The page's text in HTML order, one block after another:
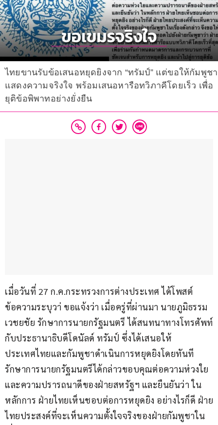
ไทยขานรับข้อเสนอหยุดยิงจาก “ทรัมป์” แต่ขอให้กัมพูชา
แสดงความจริงใจ พร้อมเสนอหารือทวิภาคีโดยเร็ว เพื่อ
ยุติข้อพิพาทอย่างยั่งยืน
เมื่อวันที่ 27 ก.ค.กระทรวงการต่างประเทศ ได้โพสต์
ข้อความระบุวา่ ขอแจ้งว่า เมื่อครู่ที่ผ่านมา นายภูมิธรรม
เวชยชัย รักษาการนายกรัฐมนตรี ได้สนทนาทางโทรศัพท์
กับประธานาธิบดีโดนัลด์ ทรัมป์ ซึ่งได้เสนอให้
ประเทศไทยและกัมพูชาดำเนินการหยุดยิงโดยทันที
รักษาการนายกรัฐมนตรีได้กล่าวขอบคุณต่อความห่วงใย
และความปรารถนาดีของฝ่ายสหรัฐฯ และยืนยันว่า ใน
หลักการ ฝ่ายไทยเห็นชอบต่อการหยุดยิง อย่างไรก็ดี ฝ่าย
ไทยประสงค์ที่จะเห็นความตั้งใจจริงของฝ่ายกัมพูชาใน